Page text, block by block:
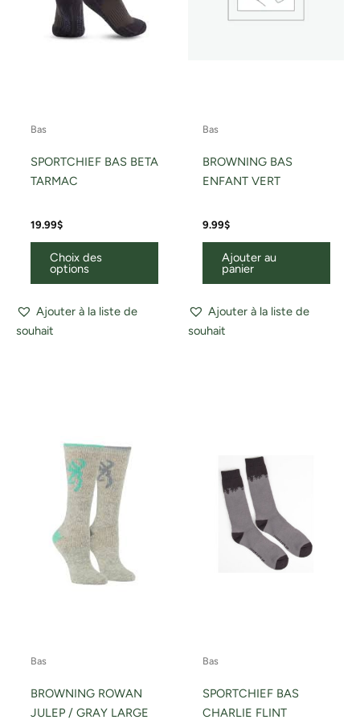
Bas
SPORTCHIEF BAS BETA
TARMAC
19.99$
Choix des
options
Ajouter à la liste de
souhait
Bas
BROWNING BAS
ENFANT VERT
9.99$
Ajouter au
panier
Ajouter à la liste de
souhait
Bas
BROWNING ROWAN
JULEP / GRAY LARGE
Bas
SPORTCHIEF BAS
CHARLIE FLINT